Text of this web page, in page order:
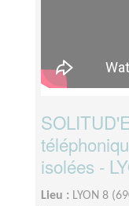
isolées -
Lieu : LYON 8